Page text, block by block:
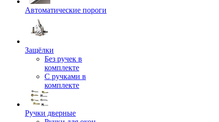
Автоматические пороги
Защёлки
Без ручек в
комплекте
С ручками в
комплекте
Ручки дверные